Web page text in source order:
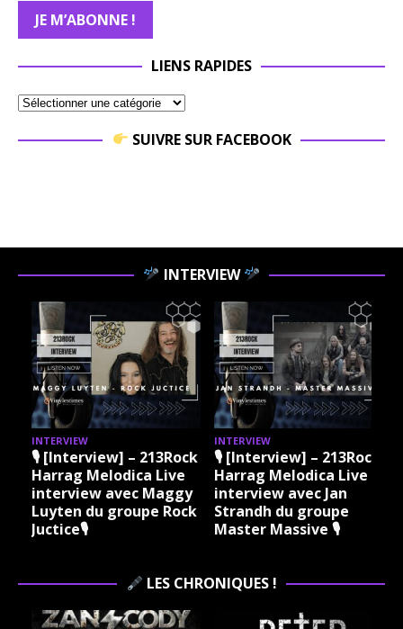
LIENS RAPIDES
SUIVRE SUR FACEBOOK
INTERVIEW
INTERVIEW
🎙 [Interview] – 213Rock
Harrag Melodica Live
interview avec Jan
Strandh du groupe
Master Massive 🎙
INTERVIEW
🎙 [Interview] – 213Rock
Harrag Melodica Live
interview avec
Philippe Courtois de
l’Argilière de
LES CHRONIQUES !